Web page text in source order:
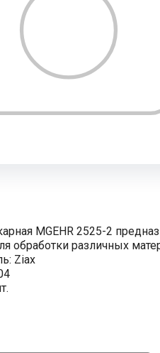
MGEHR 2525-2
обработки различных
Ziax